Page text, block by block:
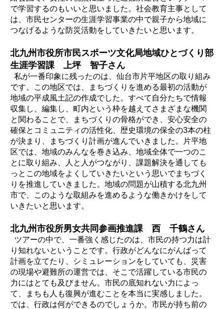
で学習するのもいいと思いました。社会教育主事として
は、市民センターの生涯学習事業の中で親子から地域に
つなげるような防災活動をしていきたいと思います。
北九州市役所市民スポーツ文化局地域ひとづくり部
生涯学習課 上坪 智子さん
私が一番印象に残ったのは、仙台市片平地区の取り組み
です。この地区では、まちづくりを進める最初の活動が
地域の平成風土記の作成でした。すべて自分たちで情報
収集し、編集し、町内という枠を越えてさまざまな機関
と関わることで、まちづくりの骨格ができ、安心安全の
確保とコミュニティの活性化、歴史環境の保全の3本の柱
が決まり、まちづくり計画が進んでいきました。片平地
区では、地域のみんなを巻き込み、地域全体で一つのこ
とに取り組み、人と人がつながり、課題解決を通しても
っとこの地域をよくしていきたいという思いでまちづく
りを推進していきました。地域の問題が山積する北九州
市で、このような取組みを進めるような働きかけをして
いきたいと思います。
北九州市役所男女共同参画推進課 西 千鶴さん
ツアーの中で、一番強く感じたのは、市民の持つ力は計
り知れないということです。行政がどんなにがんばって
計画を立てたり、シミュレーションをしていても、災害
の現場や避難所の運営では、そこで活躍している市民の
力にはとても及びません。市民の底知れない力によっ
て、まちも人も復興が進むことを本当に実感しました。
では、行政は何ができるのでしょうか。市民が持ち前の